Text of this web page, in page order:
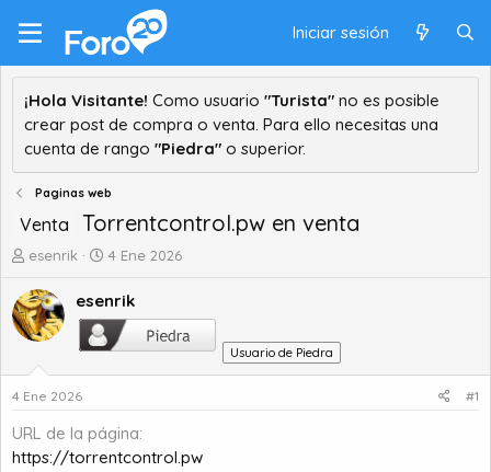
Iniciar sesión
¡Hola Visitante! Como usuario "Turista" no es posible
crear post de compra o venta. Para ello necesitas una
cuenta de rango "Piedra" o superior.
Paginas web
Venta Torrentcontrol.pw en venta
A
t
o
r
e
t
m
a
esenrik
F
c
h
e
i
c
4 Ene 2026
esenrik
Usuario de Piedra
4 Ene 2026 #1
URL de la página
https://torrentcontrol.pw